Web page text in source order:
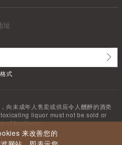
来改善您的
址
式
向未成年人售卖或供应令人醺醉的酒类
liquor must not be sold or
of business.